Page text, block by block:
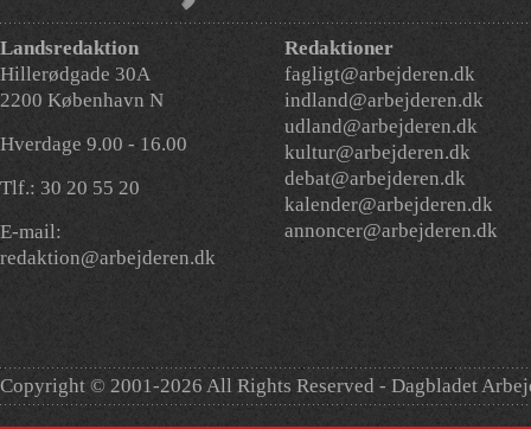
Landsredaktion
Hillerødgade 30A
2200 København N
Hverdage 9.00 - 16.00
Tlf.: 30 20 55 20
E-mail:
redaktion@arbejderen.dk
Redaktioner
fagligt@arbejderen.dk
indland@arbejderen.dk
udland@arbejderen.dk
kultur@arbejderen.dk
debat@arbejderen.dk
kalender@arbejderen.dk
annoncer@arbejderen.dk
Copyright © 2001-2026 All Rights Reserved - Dagbladet